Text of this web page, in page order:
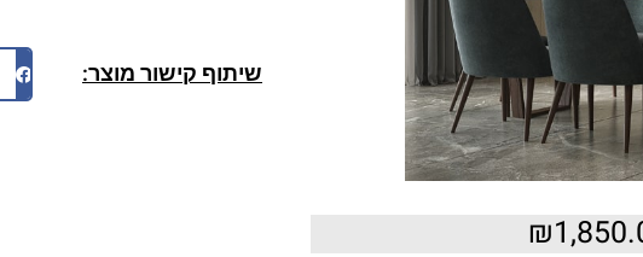
₪
שיתוף קישור מוצר: